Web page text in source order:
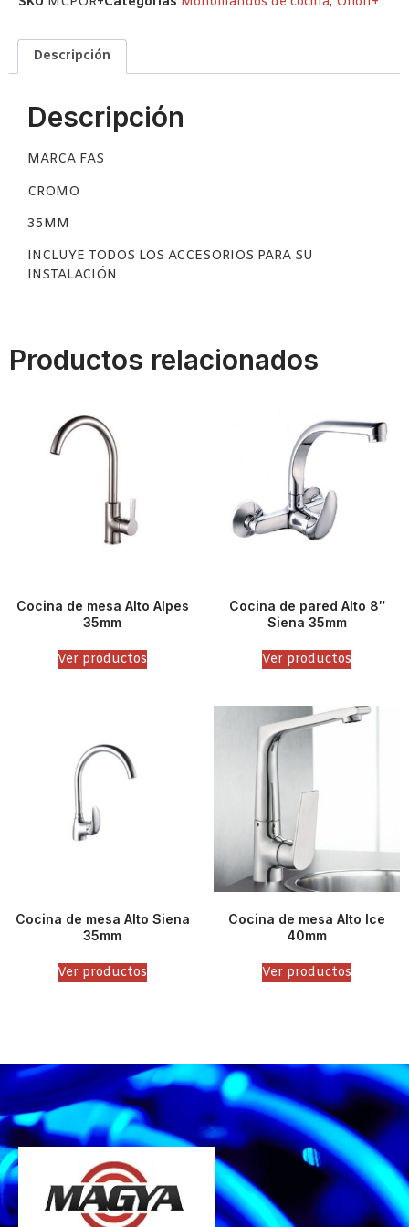
Descripción
Descripción
MARCA FAS
CROMO
35MM
INCLUYE TODOS LOS ACCESORIOS PARA SU
INSTALACIÓN
Productos relacionados
Cocina de mesa Alto Alpes
35mm
Ver productos
Cocina de pared Alto 8″
Siena 35mm
Ver productos
Cocina de mesa Alto Siena
35mm
Ver productos
Cocina de mesa Alto Ice
40mm
Ver productos